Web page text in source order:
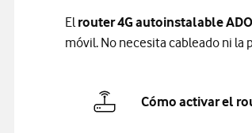
Elrouter 4G autoinstalable
móvil. No necesita cableado ni la
Cómo activar el